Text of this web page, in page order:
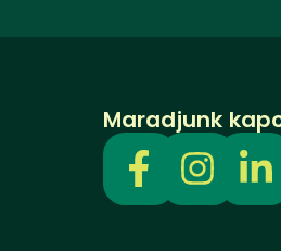
Maradjunk